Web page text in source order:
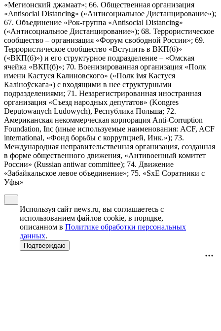
«Мегионский джамаат»; 66. Общественная организация
«Antisocial Distancing» («Антисоциальное Дистанцирование»);
67. Объединение «Рок-группа «Antisocial Distancing»
(«Антисоциальное Дистанцирование»); 68. Террористическое
сообщество – организация «Форум свободной России»; 69.
Террористическое сообщество «Вступить в ВКП(б)»
(«ВКП(б)») и его структурное подразделение – «Омская
ячейка «ВКП(б)»; 70. Военизированная организация «Полк
имени Кастуся Калиновского» («Полк iмя Кастуся
Калiноўскага») с входящими в нее структурными
подразделениями; 71. Незарегистрированная иностранная
организация «Съезд народных депутатов» (Kongres
Deputowanych Ludowych), Республика Польша; 72.
Американская некоммерческая корпорация Anti-Corruption
Foundation, Inc (иные используемые наименования: ACF, ACF
international, «Фонд борьбы с коррупцией, Инк.»); 73.
Международная неправительственная организация, созданная
в форме общественного движения, «Антивоенный комитет
России» (Russian antiwar committee); 74. Движение
«Забайкальское левое объединение»; 75. «SxE Соратники с
Уфы»
Используя сайт news.ru, вы соглашаетесь с
использованием файлов cookie, в порядке,
описанном в Политике обработки персональных
данных.
Подтверждаю